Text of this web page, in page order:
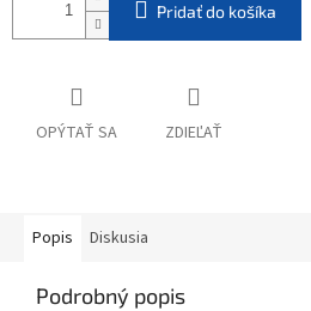
Pridať do košíka
OPÝTAŤ SA ZDIEĽAŤ
Popis Diskusia
Podrobný popis